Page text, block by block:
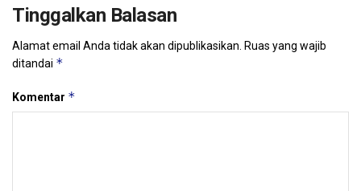
Tinggalkan Balasan
Alamat email Anda tidak akan dipublikasikan. Ruas yang wajib
ditandai *
Komentar *